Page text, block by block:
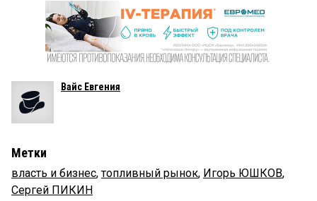
Вайс Евгения
Метки
власть и бизнес,топливный рынок, Игорь ЮШКОВ,
Сергей ПИКИН